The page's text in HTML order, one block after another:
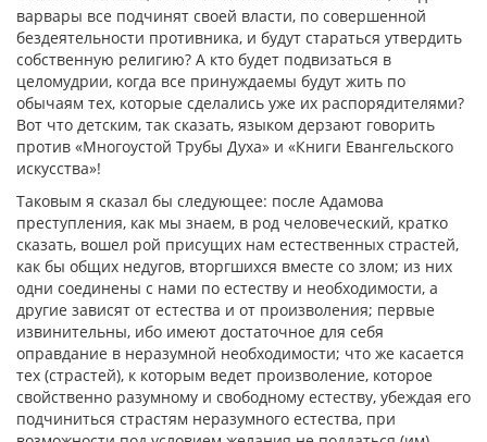
варвары все подчинят своей власти, по совершенной
бездеятельности противника, и будут стараться утвердить
собственную религию? А кто будет подвизаться в
целомудрии, когда все принуждаемы будут жить по
обычаям тех, которые сделались уже их распорядителями?
Вот что детским, так сказать, языком дерзают говорить
против «Многоустой Трубы Духа» и «Книги Евангельского
искусства»!
Таковым я сказал бы следующее: после Адамова
преступления, как мы знаем, в род человеческий, кратко
сказать, вошел рой присущих нам естественных страстей,
как бы общих недугов, вторгшихся вместе со злом; из них
одни соединены с нами по естеству и необходимости, а
другие зависят от естества и от произволения; первые
извинительны, ибо имеют достаточное для себя
оправдание в неразумной необходимости; что же касается
тех (страстей), к которым ведет произволение, которое
свойственно разумному и свободному естеству, убеждая его
подчиниться страстям неразумного естества, при